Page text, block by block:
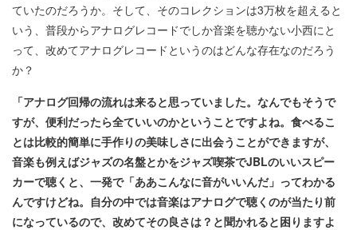
ていたのだろうか。そして、そのコレクションは3万枚を超えると
いう、普段からアナログレコードでしか音楽を聴かない小西にと
って、改めてアナログレコードというのはどんな存在なのだろう
か？
「アナログ回帰の流れは来ると思っていました。なんでもそうで
すが、便利だったら全ていいのかということですよね。食べるこ
とは比較的簡単に手作りの美味しさに出会うことができますが、
音楽も例えばジャズの名盤とかをジャズ喫茶でJBLのいいスピー
カーで聴くと、一発で「ああこんなに音がいいんだ」ってわかる
んですけどね。自分の中では音楽はアナログで聴くのが当たり前
になっているので、改めてその良さは？と聞かれると困りますよ